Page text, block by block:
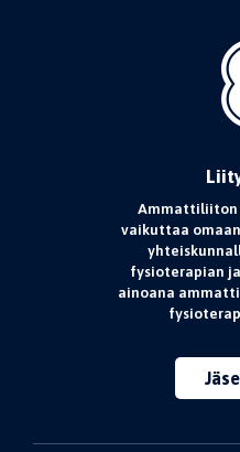
Ammattiliiton
vaikuttaa
fysioterapian
ainoana